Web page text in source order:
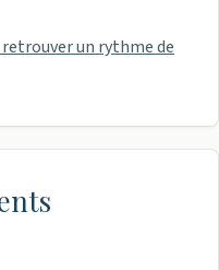
un rythme de